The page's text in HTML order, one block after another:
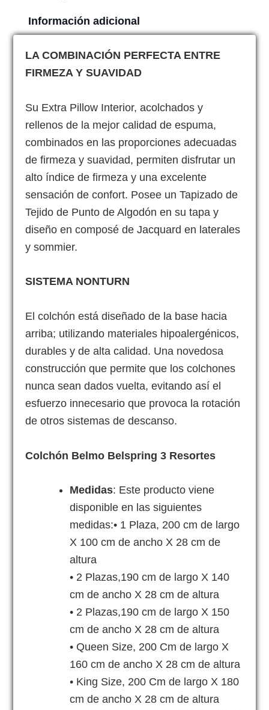
Información adicional
LA COMBINACIÓN PERFECTA ENTRE
FIRMEZA Y SUAVIDAD
Su Extra Pillow Interior, acolchados y
rellenos de la mejor calidad de espuma,
combinados en las proporciones adecuadas
de firmeza y suavidad, permiten disfrutar un
alto índice de firmeza y una excelente
sensación de confort. Posee un Tapizado de
Tejido de Punto de Algodón en su tapa y
diseño en composé de Jacquard en laterales
y sommier.
SISTEMA NONTURN
El colchón está diseñado de la base hacia
arriba; utilizando materiales hipoalergénicos,
durables y de alta calidad. Una novedosa
construcción que permite que los colchones
nunca sean dados vuelta, evitando así el
esfuerzo innecesario que provoca la rotación
de otros sistemas de descanso.
Colchón Belmo Belspring 3 Resortes
Medidas: Este producto viene
disponible en las siguientes
medidas:• 1 Plaza, 200 cm de largo
X 100 cm de ancho X 28 cm de
altura
• 2 Plazas,190 cm de largo X 140
cm de ancho X 28 cm de altura
• 2 Plazas,190 cm de largo X 150
cm de ancho X 28 cm de altura
• Queen Size, 200 Cm de largo X
160 cm de ancho X 28 cm de altura
• King Size, 200 Cm de largo X 180
cm de ancho X 28 cm de altura